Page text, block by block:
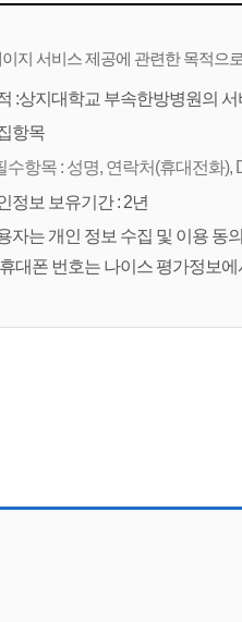
지 서비스 제공에 관련한 목적으
:상지대학교 부속한방병원의 서
항목
수항목 : 성명, 연락처(휴대전화),
정보 보유기간 : 2년
자는 개인 정보 수집 및 이용 동
대폰 번호는 나이스 평가정보